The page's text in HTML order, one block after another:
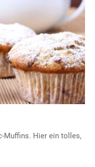
Muffins. Hier ein tolles,